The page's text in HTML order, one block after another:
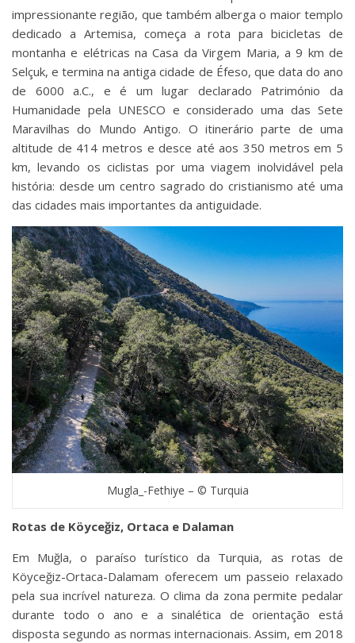
impressionante região, que também alberga o maior templo
dedicado a Artemisa, começa a rota para bicicletas de
montanha e elétricas na Casa da Virgem Maria, a 9 km de
Selçuk, e termina na antiga cidade de Éfeso, que data do ano
de 6000 a.C., e é um lugar declarado Património da
Humanidade pela UNESCO e considerado uma das Sete
Maravilhas do Mundo Antigo. O itinerário parte de uma
altitude de 414 metros e desce até aos 350 metros em 5
km, levando os ciclistas por uma viagem inolvidável pela
história: desde um centro sagrado do cristianismo até uma
das cidades mais importantes da antiguidade.
Mugla_-Fethiye – © Turquia
Rotas de Köyceğiz, Ortaca e Dalaman
Em Muğla, o paraíso turístico da Turquia, as rotas de
Köyceğiz-Ortaca-Dalamam oferecem um passeio relaxado
pela sua incrível natureza. O clima da zona permite pedalar
durante todo o ano e a sinalética de orientação está
disposta segundo as normas internacionais. Assim, em 2018